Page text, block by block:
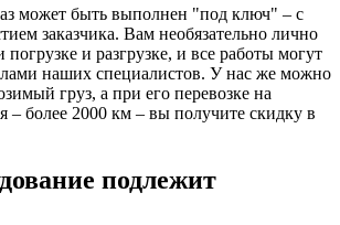
может быть выполнен "под ключ" – с
заказчика. Вам необязательно лично
погрузке и разгрузке, и все работы могут
наших специалистов. У нас же можно
груз, а при его перевозке на
– более 2000 км – вы получите скидку в
подлежит